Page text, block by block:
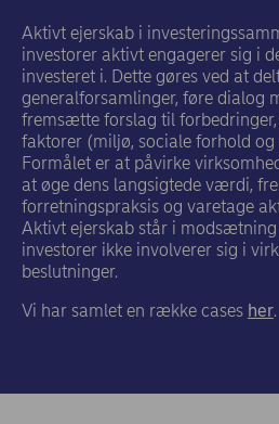
Aktivt ejerskab i
investorer aktivt engagerer sig i
investeret i. Dette gøres ved at
generalforsamlinger, føre dialog
fremsætte forslag til forbedringer,
faktorer (miljø, sociale forhold og
Formålet er at påvirke
at øge dens langsigtede værdi,
forretningspraksis og varetage
Aktivt ejerskab står i
investorer ikke involverer sig i
beslutninger.
Vi har samlet en række cases her.